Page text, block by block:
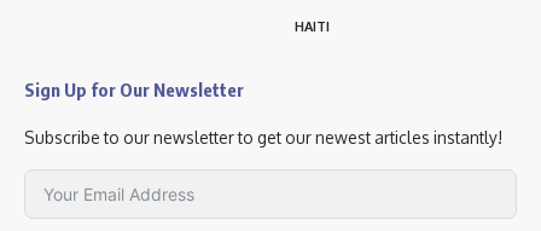
HAITI
Sign Up for Our Newsletter
Subscribe to our newsletter to get our newest articles instantly!